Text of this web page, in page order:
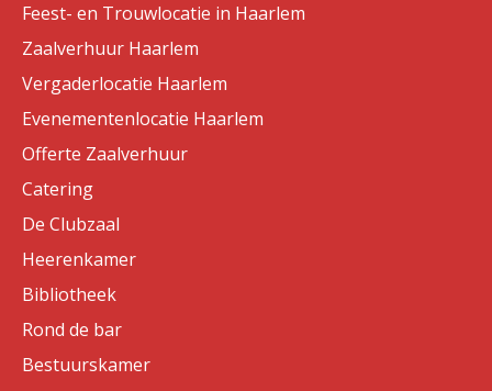
Feest- en Trouwlocatie in Haarlem
Zaalverhuur Haarlem
Vergaderlocatie Haarlem
Evenementenlocatie Haarlem
Offerte Zaalverhuur
Catering
De Clubzaal
Heerenkamer
Bibliotheek
Rond de bar
Bestuurskamer